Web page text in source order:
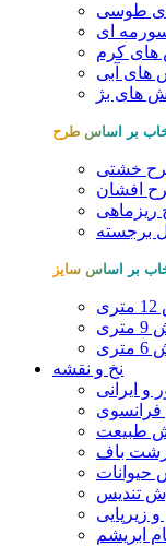
طوسی
ای
کرم
های آبی
های بژ
بر اساس طرح
خشتی
افشان
برجسته
بر اساس سایز
نخ و نقشه
و ایرانی
فرانسوی
طبیعت
باف
حیوانات
تندیس
زیرپایی
ابریشم